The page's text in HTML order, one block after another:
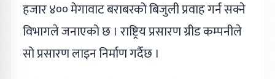
हजार ४०० मेगावाट बराबरको बिजुली प्रवाह गर्न सक्ने
विभागले जनाएको छ । राष्ट्रिय प्रसारण ग्रीड कम्पनीले
सो प्रसारण लाइन निर्माण गर्दैछ ।